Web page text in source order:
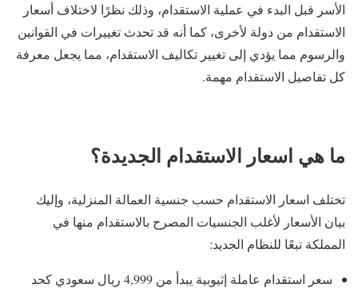
الأسر قبل البدء في عملية الاستقدام، وذلك نظرًا لاختلاف أسعار
الاستقدام من دولة لأخرى، كما أنه قد تحدث تغييرات في القوانين
والرسوم مما يؤدي إلى تغيير تكاليف الاستقدام، مما يجعل معرفة
كل تفاصيل الاستقدام مهمة.
ما هي اسعار الاستقدام الجديدة؟
تختلف اسعار الاستقدام حسب جنسية العمالة المنزلية، وإليك
بيان الأسعار لأغلب الجنسيات المصرح بالاستقدام منها في
المملكة تبعًا للنظام الجديد:
سعر استقدام عاملة إثيوبية يبدأ من 4,999 ريال سعودي كحد